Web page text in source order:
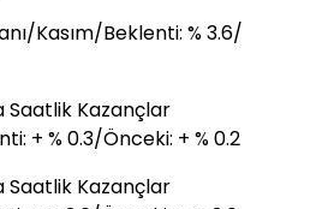
Kasım/Beklenti: % 3.6/
Saatlik Kazançlar
+ % 0.3/Önceki: + % 0.2
Saatlik Kazançlar